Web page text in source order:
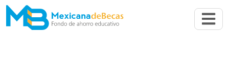
Abrir